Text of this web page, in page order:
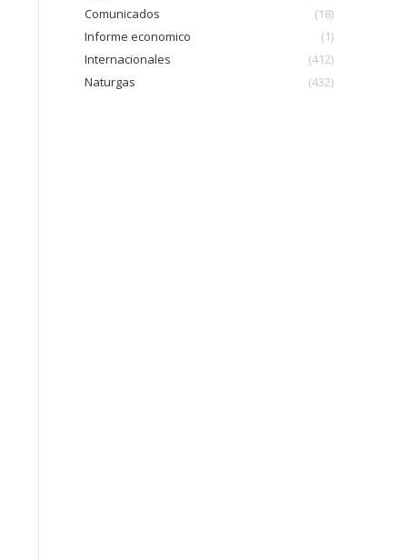
Comunicados
(18)
Informe economico
(1)
Internacionales
(412)
Naturgas
(432)